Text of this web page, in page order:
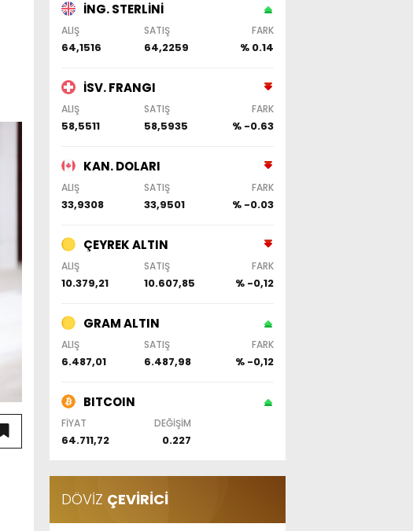
İNG. STERLİNİ
ALIŞ SATIŞ FARK
64,1516 64,2259 % 0.14
İSV. FRANGI
ALIŞ SATIŞ FARK
58,5511 58,5935 % -0.63
KAN. DOLARI
ALIŞ SATIŞ FARK
33,9308 33,9501 % -0.03
ÇEYREK ALTIN
ALIŞ SATIŞ FARK
10.379,21 10.607,85 % -0,12
GRAM ALTIN
ALIŞ SATIŞ FARK
6.487,01 6.487,98 % -0,12
BITCOIN
FİYAT DEĞİŞİM
64.711,72 0.227
DÖVİZ ÇEVİRİCİ